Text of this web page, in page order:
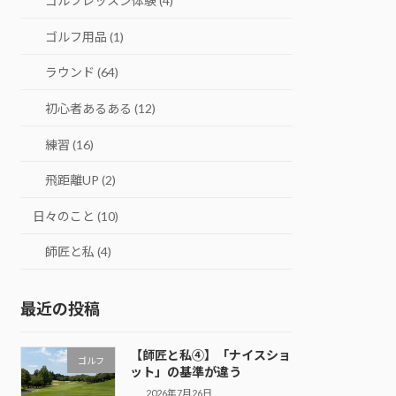
ゴルフ用品 (1)
ラウンド (64)
初心者あるある (12)
練習 (16)
飛距離UP (2)
日々のこと (10)
師匠と私 (4)
最近の投稿
ゴルフ
【師匠と私④】「ナイスショ
ット」の基準が違う
2026年7月26日